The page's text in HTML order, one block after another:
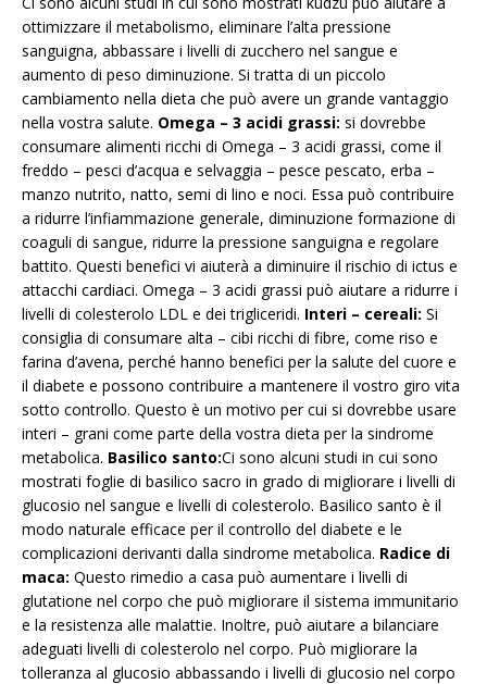
ottimizzare il metabolismo, eliminare l’alta pressione
sanguigna, abbassare i livelli di zucchero nel sangue e
aumento di peso diminuzione. Si tratta di un piccolo
cambiamento nella dieta che può avere un grande vantaggio
nella vostra salute. Omega – 3 acidi grassi: si dovrebbe
consumare alimenti ricchi di Omega – 3 acidi grassi, come il
freddo – pesci d’acqua e selvaggia – pesce pescato, erba –
manzo nutrito, natto, semi di lino e noci. Essa può contribuire
a ridurre l’infiammazione generale, diminuzione formazione di
coaguli di sangue, ridurre la pressione sanguigna e regolare
battito. Questi benefici vi aiuterà a diminuire il rischio di ictus e
attacchi cardiaci. Omega – 3 acidi grassi può aiutare a ridurre i
livelli di colesterolo LDL e dei trigliceridi. Interi – cereali: Si
consiglia di consumare alta – cibi ricchi di fibre, come riso e
farina d’avena, perché hanno benefici per la salute del cuore e
il diabete e possono contribuire a mantenere il vostro giro vita
sotto controllo. Questo è un motivo per cui si dovrebbe usare
interi – grani come parte della vostra dieta per la sindrome
metabolica. Basilico santo:Ci sono alcuni studi in cui sono
mostrati foglie di basilico sacro in grado di migliorare i livelli di
glucosio nel sangue e livelli di colesterolo. Basilico santo è il
modo naturale efficace per il controllo del diabete e le
complicazioni derivanti dalla sindrome metabolica. Radice di
maca: Questo rimedio a casa può aumentare i livelli di
glutatione nel corpo che può migliorare il sistema immunitario
e la resistenza alle malattie. Inoltre, può aiutare a bilanciare
adeguati livelli di colesterolo nel corpo. Può migliorare la
tolleranza al glucosio abbassando i livelli di glucosio nel corpo